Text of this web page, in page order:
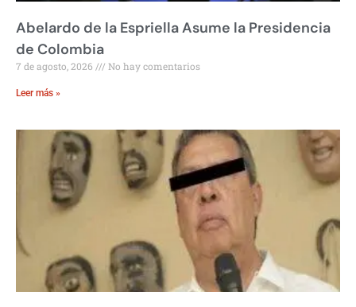
Abelardo de la Espriella Asume la Presidencia
de Colombia
7 de agosto, 2026 No hay comentarios
Leer más »